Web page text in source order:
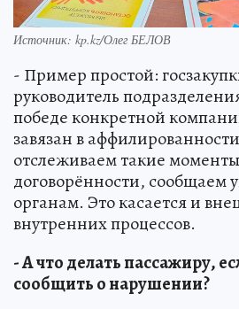
Источник: kp.kz/Олег БЕЛОВ
- Пример простой:
руководитель
победе конкретной
завязан в
отслеживаем такие
договорённости, сообщаем
органам. Это касается и
внутренних процессов.
- А что делать пассажиру,
сообщить о нарушении?